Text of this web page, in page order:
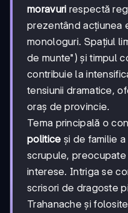
moravuri respectă
prezentând acțiunea
monologuri. Spațiul
de munte") și timpul
contribuie la
tensiunii dramatice,
oraș de provincie.
Tema principală o
politice și de familie
scrupule,
interese. Intriga se
scrisori de dragoste
Trahanache și